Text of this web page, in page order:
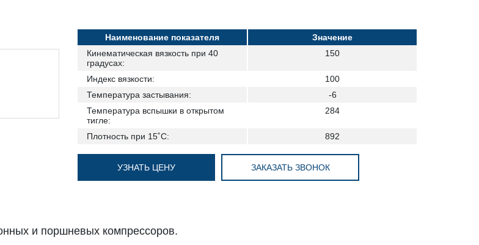
Наименование показателя
Значение
Кинематическая вязкость при 40
градусах:
150
Индекс вязкости:
100
Температура застывания:
-6
Температура вспышки в открытом
тигле:
284
Плотность при 15˚С: 892
УЗНАТЬ ЦЕНУ ЗАКАЗАТЬ ЗВОНОК
и поршневых компрессоров.